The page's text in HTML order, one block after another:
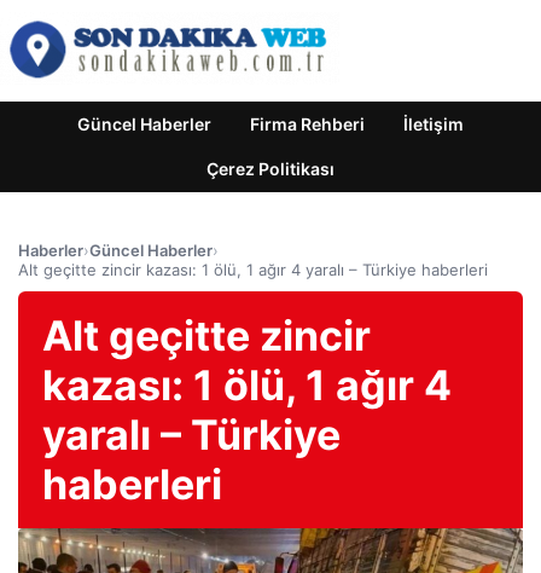
Güncel Haberler Firma Rehberi İletişim
Çerez Politikası
Haberler›Güncel Haberler›
Alt geçitte zincir kazası: 1 ölü, 1 ağır 4 yaralı – Türkiye haberleri
Alt geçitte zincir
kazası: 1 ölü, 1 ağır 4
yaralı – Türkiye
haberleri